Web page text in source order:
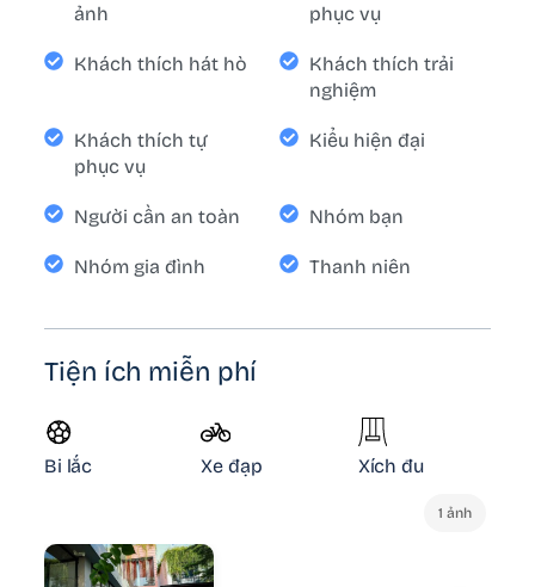
ảnh
phục vụ
Khách thích hát hò
Khách thích trải
nghiệm
Khách thích tự
phục vụ
Kiểu hiện đại
Người cần an toàn Nhóm bạn
Nhóm gia đình Thanh niên
Tiện ích miễn phí
Bi lắc Xe đạp Xích đu
1 ảnh